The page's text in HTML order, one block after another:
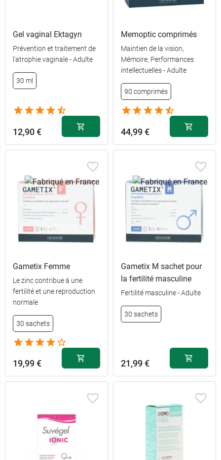
90 capsules 39,99 €
180 capsules 68,99 €
Gel vaginal Ektagyn
Prévention et traitement de
l'atrophie vaginale - Adulte
30 ml
12,90 €
Memoptic comprimés
Maintien de la vision,
Mémoire, Performances
intellectuelles - Adulte
90 comprimés
44,99 €
Gametix Femme
Le zinc contribue à une
fertilité et une reproduction
normale
30 sachets
19,99 €
Gametix M sachet pour
la fertilité masculine
Fertilité masculine - Adulte
30 sachets
21,99 €